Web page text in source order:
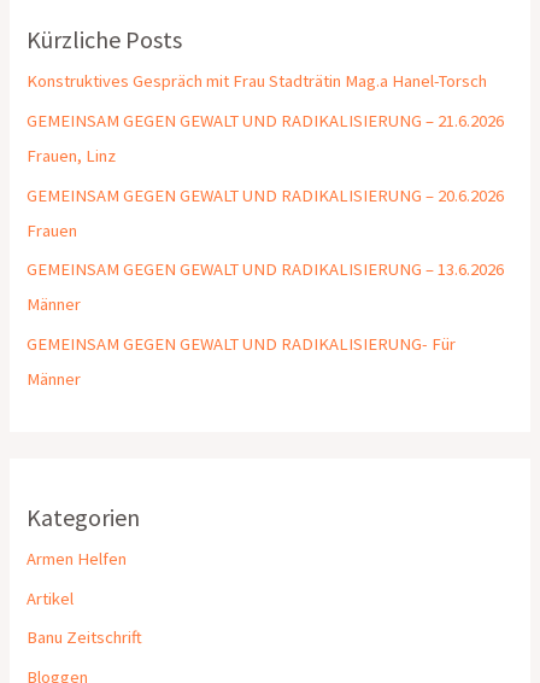
Kürzliche Posts
Konstruktives Gespräch mit Frau Stadträtin Mag.a Hanel-Torsch
GEMEINSAM GEGEN GEWALT UND RADIKALISIERUNG – 21.6.2026
Frauen, Linz
GEMEINSAM GEGEN GEWALT UND RADIKALISIERUNG – 20.6.2026
Frauen
GEMEINSAM GEGEN GEWALT UND RADIKALISIERUNG – 13.6.2026
Männer
GEMEINSAM GEGEN GEWALT UND RADIKALISIERUNG- Für
Männer
Kategorien
Armen Helfen
Artikel
Banu Zeitschrift
Bloggen